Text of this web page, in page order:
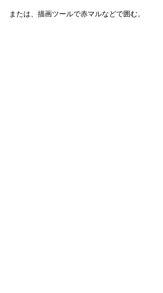
または、描画ツールで赤マルなどで囲む。